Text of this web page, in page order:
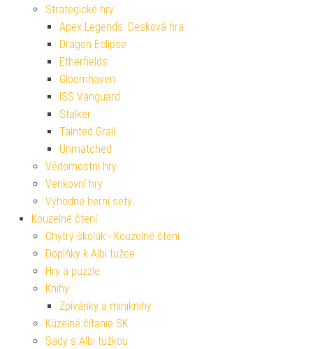
Strategické hry
Apex Legends: Desková hra
Dragon Eclipse
Etherfields
Gloomhaven
ISS Vanguard
Stalker
Tainted Grail
Unmatched
Vědomostní hry
Venkovní hry
Výhodné herní sety
Kouzelné čtení
Chytrý školák - Kouzelné čtení
Doplňky k Albi tužce
Hry a puzzle
Knihy
Zpívánky a miniknihy
Kúzelné čítanie SK
Sady s Albi tužkou